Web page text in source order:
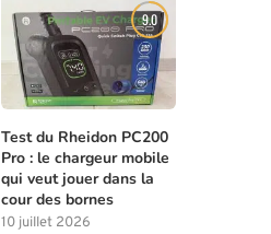
9.0
Test du Rheidon PC200
Pro : le chargeur mobile
qui veut jouer dans la
cour des bornes
10 juillet 2026